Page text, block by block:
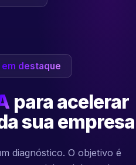
destaque
para acelerar
sua empresa
diagnóstico. O objetivo é